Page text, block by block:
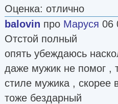
Оценка: отлично
balovin про Маруся 06
Отстой полный
опять убеждаюсь
даже мужик не помог ,
стиле мужика , скорее
тоже бездарный